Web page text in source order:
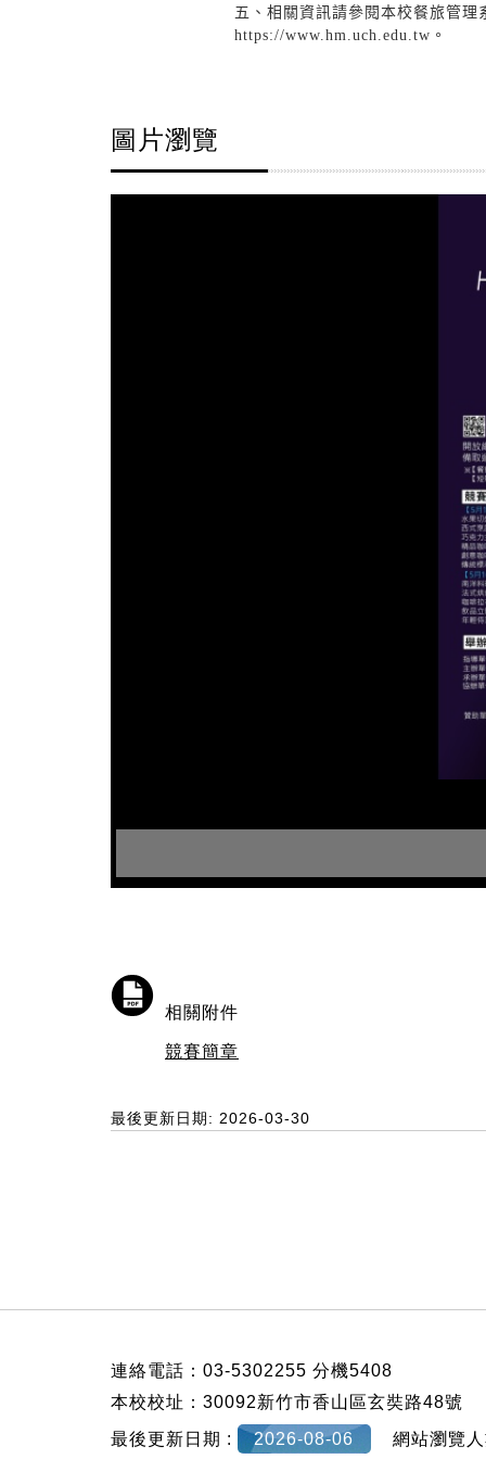
五、相關資訊請參閱本校餐旅管理
https://www.hm.uch.edu.tw。
圖片瀏覽
相關附件
競賽簡章
最後更新日期: 2026-03-30
連絡電話：03-5302255 分機5408
本校校址：30092新竹市香山區玄奘路48號
最後更新日期 :
2026-08-06 網站瀏覽